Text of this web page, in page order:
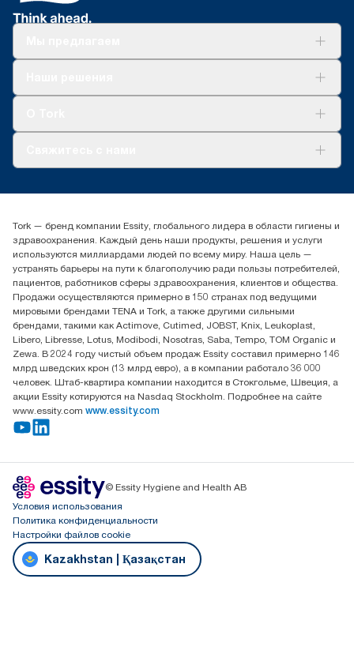
(+7) 777 779 0095
Контакты на рынках СНГ
ООО «Эссити», Представительство в Казахстане Пр.
Достык, 210, 2 блок, 3 этаж,
офис №32 050051, г.
Алматы, Казахстан
Tork — бренд компании Essity, глобального лидера в области гигиены и
здравоохранения. Каждый день наши продукты, решения и услуги
используются миллиардами людей по всему миру. Наша цель —
устранять барьеры на пути к благополучию ради пользы потребителей,
пациентов, работников сферы здравоохранения, клиентов и общества.
Продажи осуществляются примерно в 150 странах под ведущими
мировыми брендами TENA и Tork, а также другими сильными
брендами, такими как Actimove, Cutimed, JOBST, Knix, Leukoplast,
Libero, Libresse, Lotus, Modibodi, Nosotras, Saba, Tempo, TOM Organic и
Zewa. В 2024 году чистый объем продаж Essity составил примерно 146
млрд шведских крон (13 млрд евро), а в компании работало 36 000
человек. Штаб-квартира компании находится в Стокгольме, Швеция, а
акции Essity котируются на Nasdaq Stockholm. Подробнее на сайте
www.essity.com www.essity.com
© Essity Hygiene and Health AB
Условия использования
Политика конфиденциальности
Настройки файлов cookie
Kazakhstan | Қазақстан